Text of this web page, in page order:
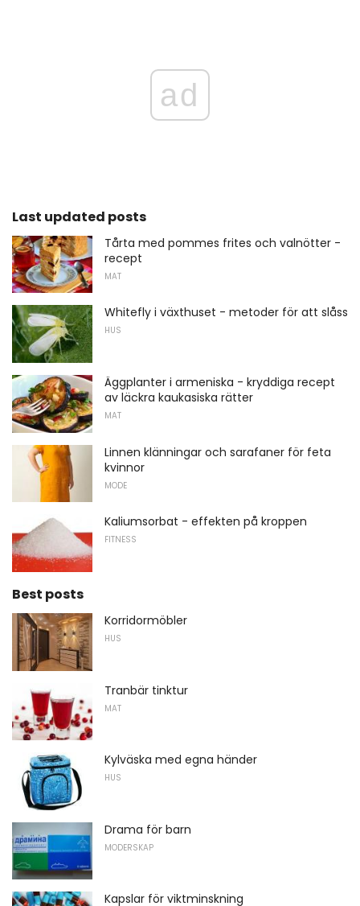
ad
Last updated posts
Tårta med pommes frites och valnötter -
recept
MAT
Whitefly i växthuset - metoder för att slåss
HUS
Äggplanter i armeniska - kryddiga recept
av läckra kaukasiska rätter
MAT
Linnen klänningar och sarafaner för feta
kvinnor
MODE
Kaliumsorbat - effekten på kroppen
FITNESS
Best posts
Korridormöbler
HUS
Tranbär tinktur
MAT
Kylväska med egna händer
HUS
Drama för barn
MODERSKAP
Kapslar för viktminskning